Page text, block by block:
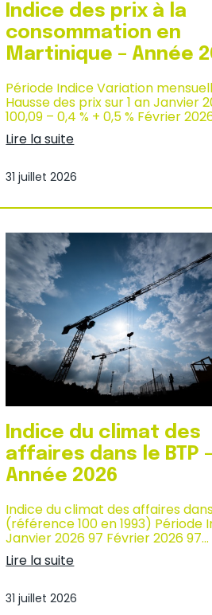
m
m
a
t
o
n
e
n
G
a
d
l
n
n
é
e
2
0
6
Indice des prix à la
consommation en
Martinique – Année
Période Indice Variation
Hausse des prix sur 1 an Janvier
100,09 – 0,4 % + 0,5 % Février
Lire la suite
n
i
e
s
r
i
x
à
l
a
o
n
s
o
m
m
t
i
o
e
M
31 juillet 2026
Indice du climat des
affaires dans le BTP –
Année 2026
Indice du climat des affaires
(référence 100 en 1993) Période
Janvier 2026 97 Février 2026 97…
Lire la suite
n
31 juillet 2026